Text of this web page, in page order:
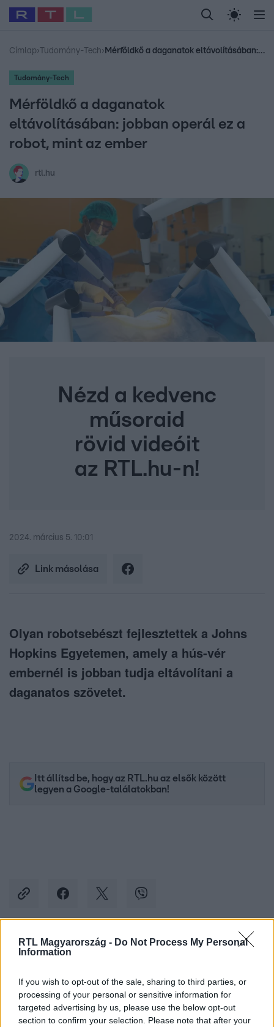
RTL Magyarország - Do Not Process My Personal
Information
If you wish to opt-out of the sale, sharing to third parties, or
processing of your personal or sensitive information for
targeted advertising by us, please use the below opt-out
section to confirm your selection. Please note that after your
Legfrissebb RTL Híradó Randi Celeb vagyok,
Babits Marcella Most Wanted Gallusz
Címlap› Tudomány-Tech› Mérföldkő a daganatok eltávolításában: jobban operál ez a robot, mint az ember
Tudomány-Tech
Mérföldkő a daganatok
eltávolításában: jobban operál ez a
robot, mint az ember
rtl.hu
Nézd a kedvenc
műsoraid
rövid videóit
az RTL.hu-n!
2024. március 5. 10:01
Link másolása
Olyan robotsebészt fejlesztettek a Johns
Hopkins Egyetemen, amely a hús-vér
embernél is jobban tudja eltávolítani a
daganatos szövetet.
Itt állítsd be, hogy az RTL.hu az elsők között
legyen a Google-találatokban!
Kövess minket, és értesülj a friss hírekről a
Követem